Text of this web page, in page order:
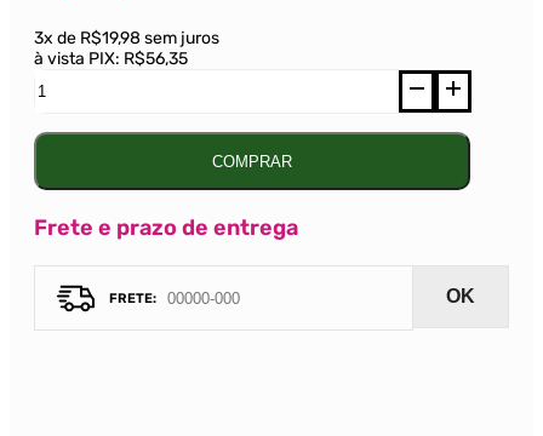
3x de R$19,98 sem juros
à vista PIX: R$56,35
Monte
Prosecco
Branco
quantidade
COMPRAR
Frete e prazo de entrega
OK